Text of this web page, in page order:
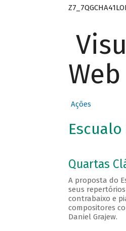
Web
Ações
Quartas
A proposta do
seus
contrabaixo e
compositores
Daniel Grajew.